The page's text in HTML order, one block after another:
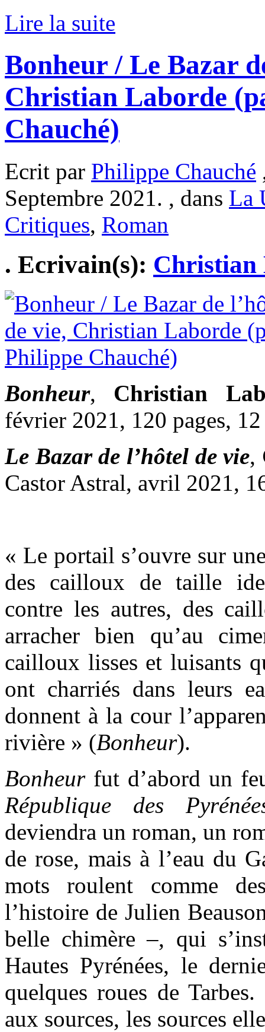
Lire la suite
Bonheur / Le Bazar
Christian Laborde
Chauché)
Ecrit par Philippe Chauché
Septembre 2021. , dans La
Critiques, Roman
. Ecrivain(s): Christian
Bonheur, Christian
février 2021, 120 pages,
Le Bazar de l’hôtel de vie,
Castor Astral, avril 2021,
« Le portail s’ouvre sur
des cailloux de taille
contre les autres, des
arracher bien qu’au
cailloux lisses et luisants
ont charriés dans leurs
donnent à la cour
rivière » (Bonheur).
Bonheur fut d’abord un
République des
deviendra un roman, un
de rose, mais à l’eau du
mots roulent comme
l’histoire de Julien
belle chimère –, qui
Hautes Pyrénées, le
quelques roues de
aux sources, les sources